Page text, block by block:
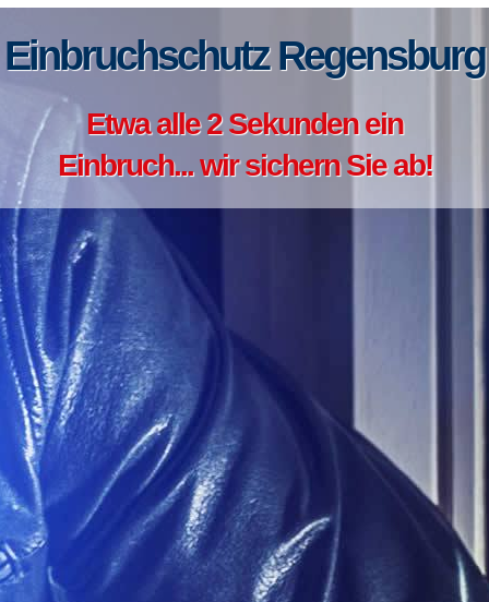
Einbruchschutz Regensburg
Etwa alle 2 Sekunden ein
Einbruch... wir sichern Sie ab!